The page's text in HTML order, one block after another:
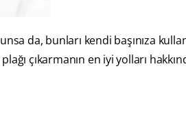
da, bunları kendi başınıza
çıkarmanın en iyi yolları